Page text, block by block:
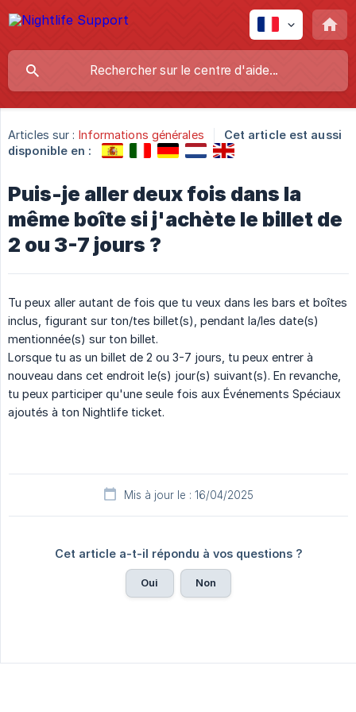
Articles sur : Informations générales
Cet article est aussi
disponible en :
Puis-je aller deux fois dans la
même boîte si j'achète le billet de
2 ou 3-7 jours ?
Tu peux aller autant de fois que tu veux dans les bars et boîtes
inclus, figurant sur ton/tes billet(s), pendant la/les date(s)
mentionnée(s) sur ton billet.
Lorsque tu as un billet de 2 ou 3-7 jours, tu peux entrer à
nouveau dans cet endroit le(s) jour(s) suivant(s). En revanche,
tu peux participer qu'une seule fois aux Événements Spéciaux
ajoutés à ton Nightlife ticket.
Mis à jour le : 16/04/2025
Cet article a-t-il répondu à vos questions ?
Oui Non